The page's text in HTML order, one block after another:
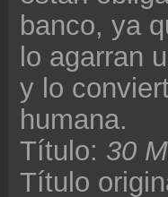
banco, ya
lo agarran
y lo
humana.
Título: 30
Título